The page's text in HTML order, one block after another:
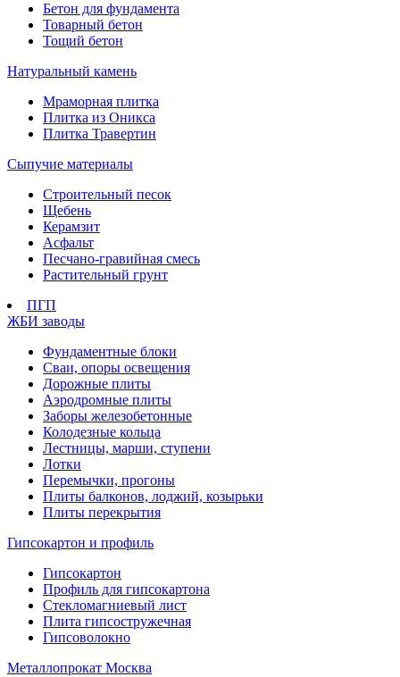
Бетон для фундамента
Товарный бетон
Тощий бетон
Натуральный камень
Мраморная плитка
Плитка из Оникса
Плитка Травертин
Сыпучие материалы
Строительный песок
Щебень
Керамзит
Асфальт
Песчано-гравийная смесь
Растительный грунт
ПГП
ЖБИ заводы
Фундаментные блоки
Сваи, опоры освещения
Дорожные плиты
Аэродромные плиты
Заборы железобетонные
Колодезные кольца
Лестницы, марши, ступени
Лотки
Перемычки, прогоны
Плиты балконов, лоджий, козырьки
Плиты перекрытия
Гипсокартон и профиль
Гипсокартон
Профиль для гипсокартона
Стекломагниевый лист
Плита гипсостружечная
Гипсоволокно
Металлопрокат Москва